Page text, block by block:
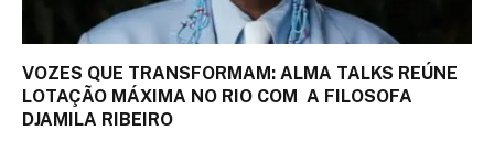
VOZES QUE TRANSFORMAM: ALMA TALKS REÚNE
LOTAÇÃO MÁXIMA NO RIO COM A FILOSOFA
DJAMILA RIBEIRO